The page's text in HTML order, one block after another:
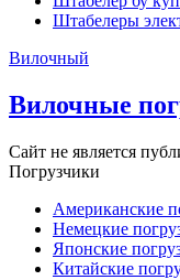
Штабелеры
Вилочный
Вилочные
Сайт не является
Погрузчики
Американские
Немецкие
Японские
Китайские